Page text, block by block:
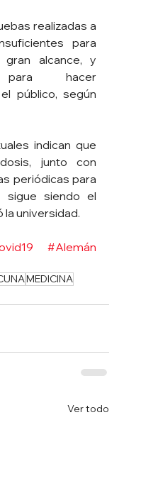
realizadas a
para
gran alcance, y
hacer
público, según
indican que
junto con
periódicas para
sigue siendo el
la universidad.
#Alemán
MEDICINA
Ver todo